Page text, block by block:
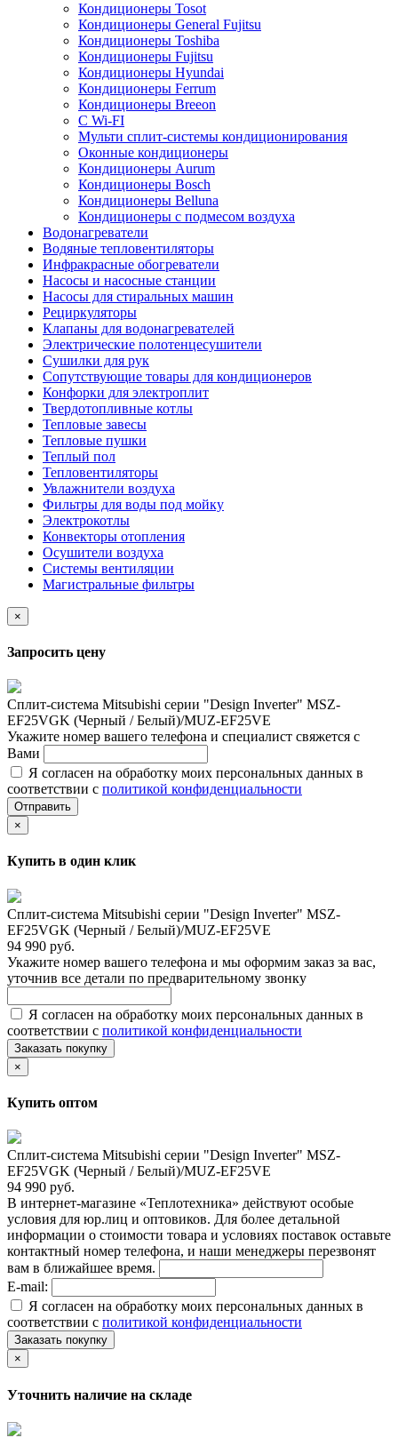
Кондиционеры Tosot
Кондиционеры General Fujitsu
Кондиционеры Toshiba
Кондиционеры Fujitsu
Кондиционеры Hyundai
Кондиционеры Ferrum
Кондиционеры Breeon
С Wi-FI
Мульти сплит-системы кондиционирования
Оконные кондиционеры
Кондиционеры Aurum
Кондиционеры Bosch
Кондиционеры Belluna
Кондиционеры с подмесом воздуха
Водонагреватели
Водяные тепловентиляторы
Инфракрасные обогреватели
Насосы и насосные станции
Насосы для стиральных машин
Рециркуляторы
Клапаны для водонагревателей
Электрические полотенцесушители
Сушилки для рук
Сопутствующие товары для кондиционеров
Конфорки для электроплит
Твердотопливные котлы
Тепловые завесы
Тепловые пушки
Теплый пол
Тепловентиляторы
Увлажнители воздуха
Фильтры для воды под мойку
Электрокотлы
Конвекторы отопления
Осушители воздуха
Системы вентиляции
Магистральные фильтры
×
Запросить цену
Сплит-система Mitsubishi серии "Design Inverter" MSZ-
EF25VGK (Черный / Белый)/MUZ-EF25VE
Укажите номер вашего телефона и специалист свяжется с
Вами
Я согласен на обработку моих персональных данных в
соответствии с политикой конфиденциальности
Отправить
×
Купить в один клик
Сплит-система Mitsubishi серии "Design Inverter" MSZ-
EF25VGK (Черный / Белый)/MUZ-EF25VE
94 990 руб.
Укажите номер вашего телефона и мы оформим заказ за вас,
уточнив все детали по предварительному звонку
Я согласен на обработку моих персональных данных в
соответствии с политикой конфиденциальности
Заказать покупку
×
Купить оптом
Сплит-система Mitsubishi серии "Design Inverter" MSZ-
EF25VGK (Черный / Белый)/MUZ-EF25VE
94 990 руб.
В интернет-магазине «Теплотехника» действуют особые
условия для юр.лиц и оптовиков. Для более детальной
информации о стоимости товара и условиях поставок оставьте
контактный номер телефона, и наши менеджеры перезвонят
вам в ближайшее время.
E-mail:
Я согласен на обработку моих персональных данных в
соответствии с политикой конфиденциальности
Заказать покупку
×
Уточнить наличие на складе